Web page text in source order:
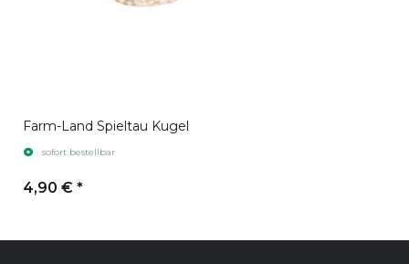
Farm-Land Spieltau Kugel
sofort bestellbar
4,90 € *